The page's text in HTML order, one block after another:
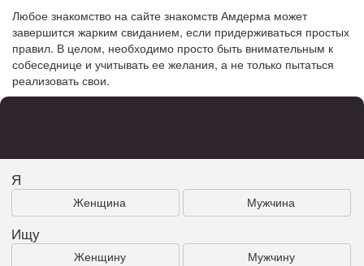
Любое знакомство на сайте знакомств Амдерма может
завершится жарким свиданием, если придерживаться простых
правил. В целом, необходимо просто быть внимательным к
собеседнице и учитывать ее желания, а не только пытаться
реализовать свои.
Я
Женщина Мужчина
Ищу
Женщину Мужчину